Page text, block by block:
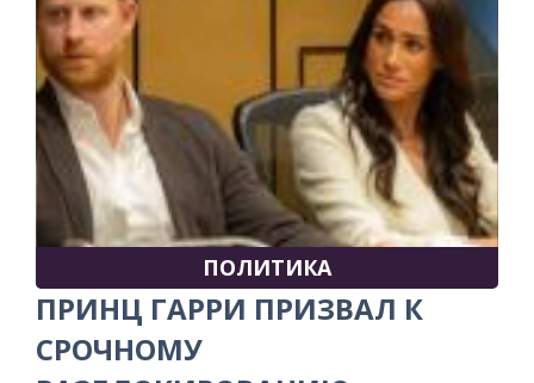
ПОЛИТИКА
ПРИНЦ ГАРРИ ПРИЗВАЛ К
СРОЧНОМУ